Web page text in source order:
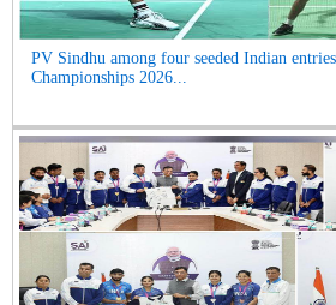
PV Sindhu among four seeded Indian
Championships 2026...